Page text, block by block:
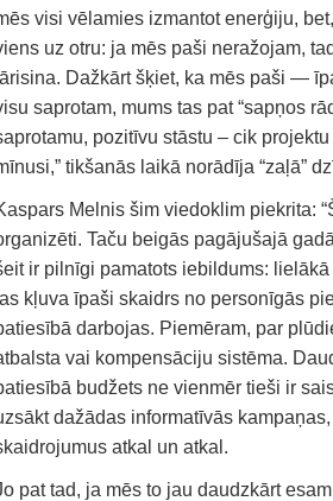
visi vēlamies izmantot enerģiju,
uz otru: ja mēs paši neražojam,
Dažkārt šķiet, ka mēs paši —
saprotam, mums tas pat “sapņos
pozitīvu stāstu – cik
tikšanās laikā norādīja “zaļā”
Melnis šim viedoklim piekrita:
Taču beigās pagājušajā
ir pilnīgi pamatots iebildums:
kļuva īpaši skaidrs no personīgās
darbojas. Piemēram, par
vai kompensāciju sistēma.
budžets ne vienmēr tieši ir
dažādas informatīvās
atkal un atkal.
pat tad, ja mēs to jau daudzkārt